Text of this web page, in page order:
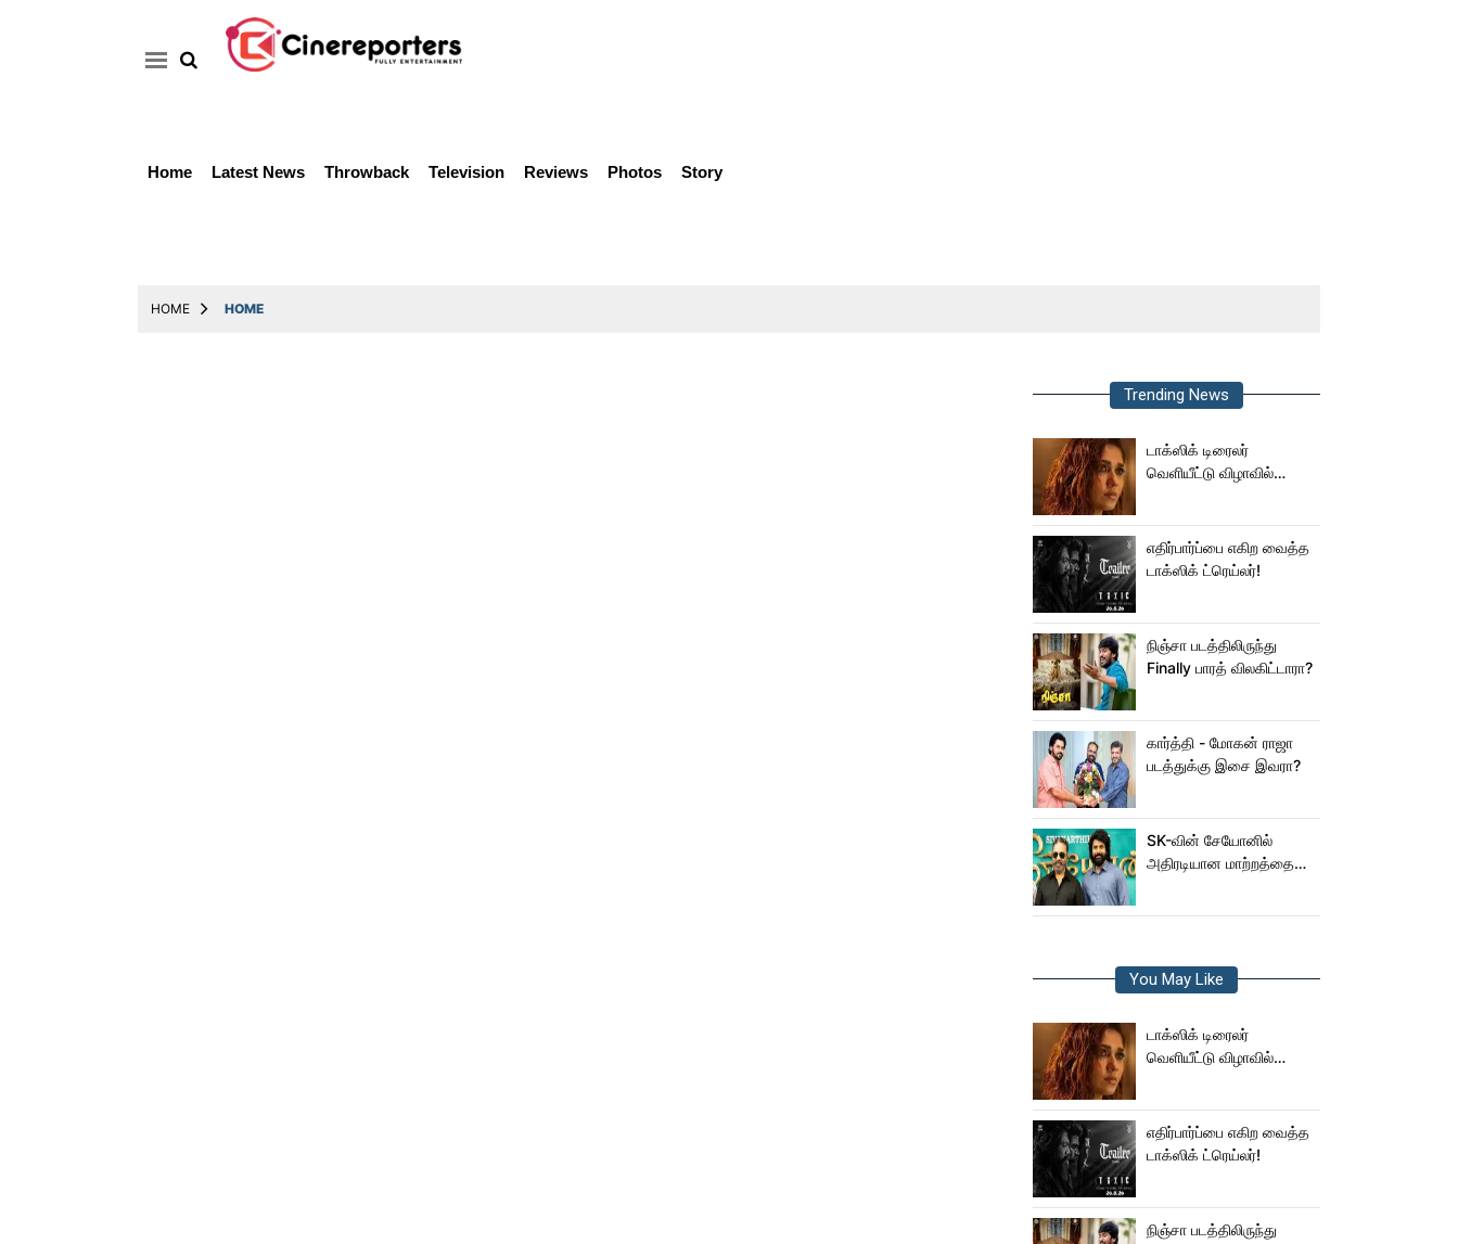
Home Latest News Throwback Television Reviews Photos Story
HOME HOME
Trending News
டாக்ஸிக் டிரைலர்
வெளியீட்டு விழாவில்
யாரு பாருங்க!..
எதிர்பார்ப்பை எகிற வைத்த
டாக்ஸிக் ட்ரெய்லர்!
நிஞ்சா படத்திலிருந்து
Finally பாரத் விலகிட்டாரா?
கார்த்தி - மோகன் ராஜா
படத்துக்கு இசை இவரா?
SK-வின் சேயோனில்
அதிரடியான மாற்றத்தை
You May Like
டாக்ஸிக் டிரைலர்
வெளியீட்டு விழாவில்
யாரு பாருங்க!..
எதிர்பார்ப்பை எகிற வைத்த
டாக்ஸிக் ட்ரெய்லர்!
நிஞ்சா படத்திலிருந்து